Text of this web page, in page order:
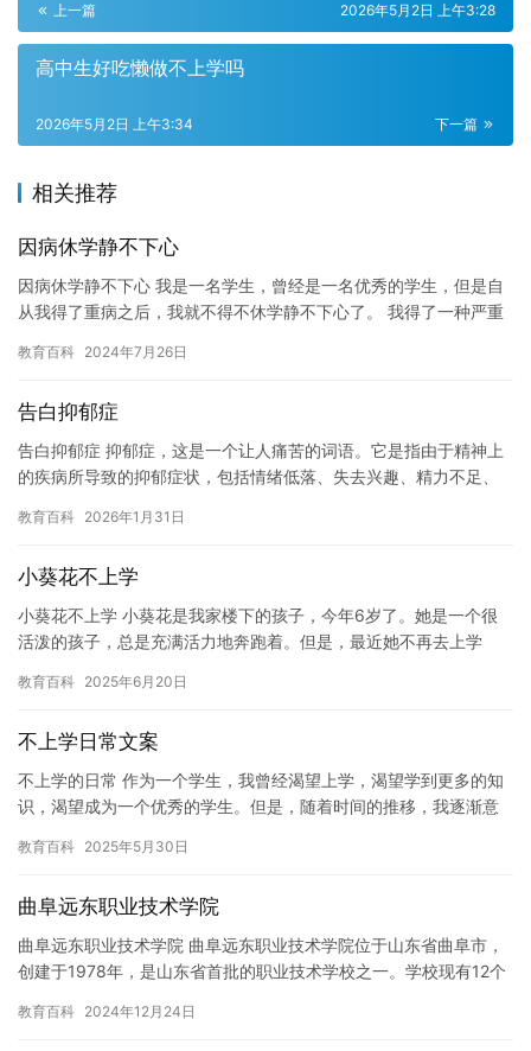
上一篇 2026年5月2日 上午3:28
高中生好吃懒做不上学吗
下一篇
2026年5月2日 上午3:34
相关推荐
因病休学静不下心
因病休学静不下心 我是一名学生，曾经是一名优秀的学生，但是自
从我得了重病之后，我就不得不休学静不下心了。 我得了一种严重
现…
教育百科 2024年7月26日
告白抑郁症
告白抑郁症 抑郁症，这是一个让人痛苦的词语。它是指由于精神上
的疾病所导致的抑郁症状，包括情绪低落、失去兴趣、精力不足、
和…
教育百科 2026年1月31日
小葵花不上学
小葵花不上学 小葵花是我家楼下的孩子，今年6岁了。她是一个很
活泼的孩子，总是充满活力地奔跑着。但是，最近她不再去上学
教育百科 2025年6月20日
不上学日常文案
不上学的日常 作为一个学生，我曾经渴望上学，渴望学到更多的知
识，渴望成为一个优秀的学生。但是，随着时间的推移，我逐渐意
学…
教育百科 2025年5月30日
曲阜远东职业技术学院
曲阜远东职业技术学院 曲阜远东职业技术学院位于山东省曲阜市，
创建于1978年，是山东省首批的职业技术学校之一。学校现有12个
教育百科 2024年12月24日